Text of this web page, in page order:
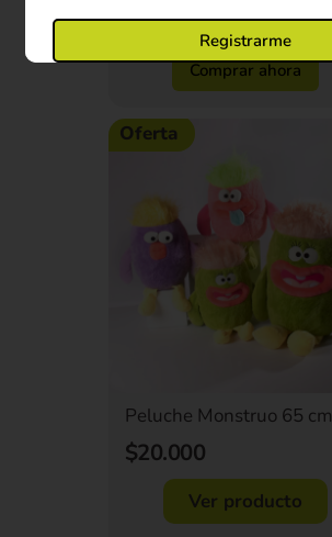
Comprar ahora
Oferta
Peluche Monstruo 65 cm
$20.000
Ver producto
Registrarme